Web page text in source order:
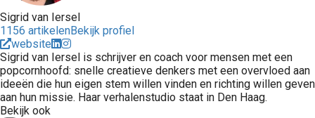
Sigrid van Iersel
1156 artikelenBekijk profiel
website
Sigrid van Iersel is schrijver en coach voor mensen met een
popcornhoofd: snelle creatieve denkers met een overvloed aan
ideeën die hun eigen stem willen vinden en richting willen geven
aan hun missie. Haar verhalenstudio staat in Den Haag.
Bekijk ook